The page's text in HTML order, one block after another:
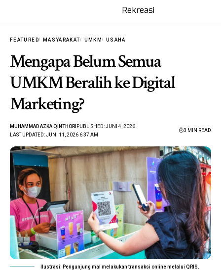
Rekreasi
FEATURED MASYARAKAT UMKM USAHA
Mengapa Belum Semua
UMKM Beralih ke Digital
Marketing?
LAST UPDATED: JUNI 11, 2026 6:37 AM
MUHAMMAD AZKA QINTHORI PUBLISHED: JUNI 4, 2026
3 MIN READ
Ilustrasi. Pengunjung mal melakukan transaksi online melalui QRIS.